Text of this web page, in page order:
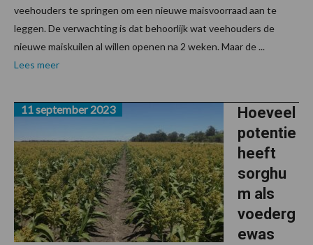
veehouders te springen om een nieuwe maisvoorraad aan te
leggen. De verwachting is dat behoorlijk wat veehouders de
nieuwe maiskuilen al willen openen na 2 weken. Maar de ...
Lees meer
Hoeveel
potentie
heeft
sorghu
m als
voederg
ewas
11 september 2023